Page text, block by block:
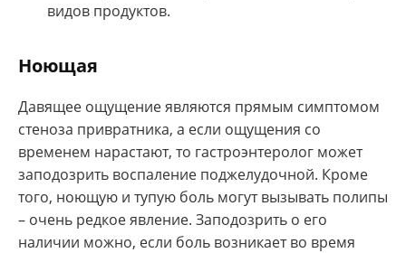
видов продуктов.
Ноющая
Давящее ощущение являются прямым симптомом
стеноза привратника, а если ощущения со
временем нарастают, то гастроэнтеролог может
заподозрить воспаление поджелудочной. Кроме
того, ноющую и тупую боль могут вызывать полипы
– очень редкое явление. Заподозрить о его
наличии можно, если боль возникает во время